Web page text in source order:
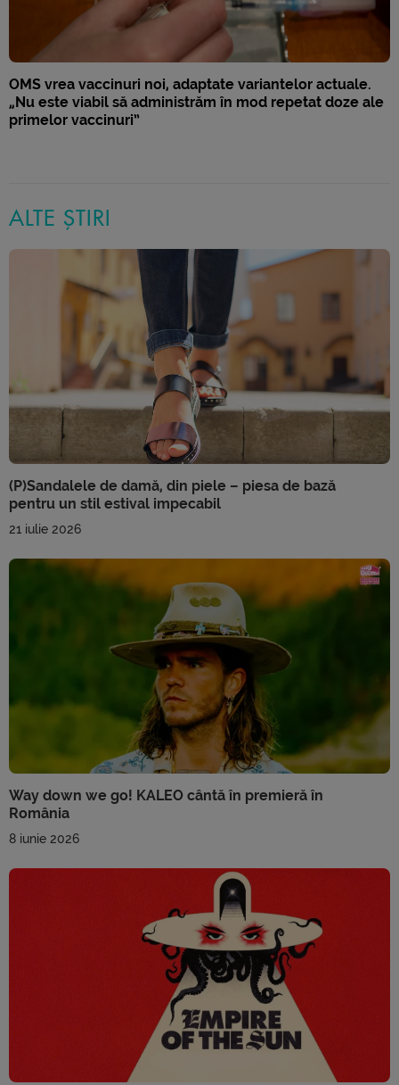
OMS vrea vaccinuri noi, adaptate variantelor actuale.
„Nu este viabil să administrăm în mod repetat doze ale
primelor vaccinuri”
ALTE ȘTIRI
(P)Sandalele de damă, din piele – piesa de bază
pentru un stil estival impecabil
21 iulie 2026
Way down we go! KALEO cântă în premieră în
România
8 iunie 2026